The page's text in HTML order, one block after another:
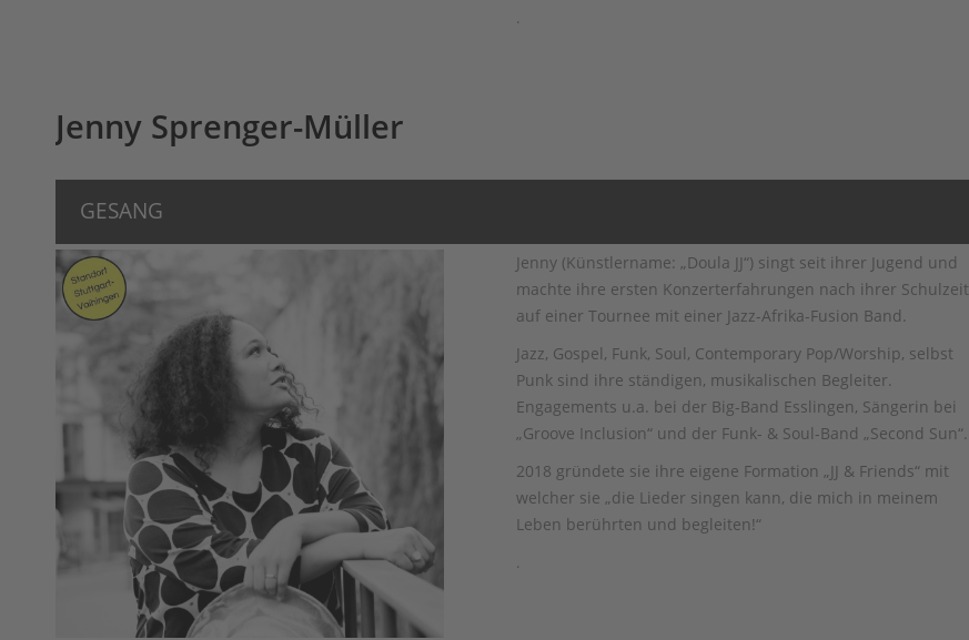
.
Jenny Sprenger-Müller
GESANG
Jenny (Künstlername: „Doula JJ“) singt seit ihrer Jugend und
machte ihre ersten Konzerterfahrungen nach ihrer Schulzeit
auf einer Tournee mit einer Jazz-Afrika-Fusion Band.
Jazz, Gospel, Funk, Soul, Contemporary Pop/Worship, selbst
Punk sind ihre ständigen, musikalischen Begleiter.
Engagements u.a. bei der Big-Band Esslingen, Sängerin bei
„Groove Inclusion“ und der Funk- & Soul-Band „Second Sun“.
2018 gründete sie ihre eigene Formation „JJ & Friends“ mit
welcher sie „die Lieder singen kann, die mich in meinem
Leben berührten und begleiten!“
.